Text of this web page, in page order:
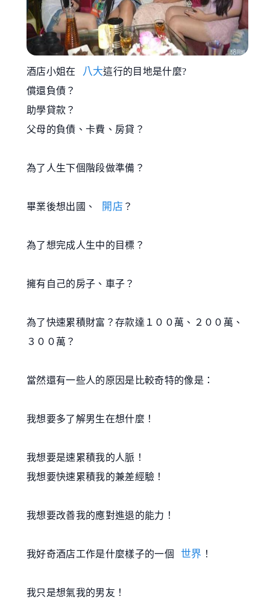
酒店小姐在 八大這行的目地是什麼?
償還負債？
助學貸款？
父母的負債、卡費、房貸？
為了人生下個階段做準備？
畢業後想出國、 開店 ？
為了想完成人生中的目標？
擁有自己的房子、車子？
為了快速累積財富？存款達１００萬、２００萬、
３００萬？
當然還有一些人的原因是比較奇特的像是：
我想要多了解男生在想什麼！
我想要是速累積我的人脈！
我想要快速累積我的兼差經驗！
我想要改善我的應對進退的能力！
我好奇酒店工作是什麼樣子的一個 世界 ！
我只是想氣我的男友！